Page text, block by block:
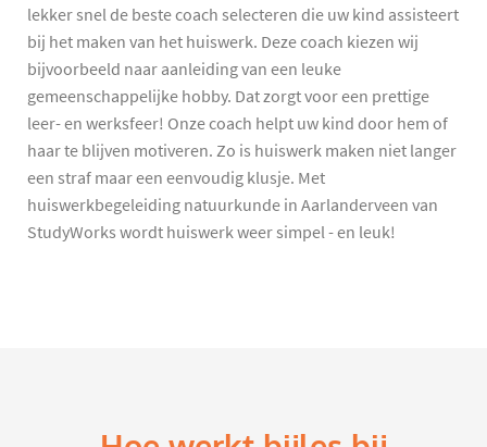
lekker snel de beste coach selecteren die uw kind assisteert
bij het maken van het huiswerk. Deze coach kiezen wij
bijvoorbeeld naar aanleiding van een leuke
gemeenschappelijke hobby. Dat zorgt voor een prettige
leer- en werksfeer! Onze coach helpt uw kind door hem of
haar te blijven motiveren. Zo is huiswerk maken niet langer
een straf maar een eenvoudig klusje. Met
huiswerkbegeleiding natuurkunde in Aarlanderveen van
StudyWorks wordt huiswerk weer simpel - en leuk!